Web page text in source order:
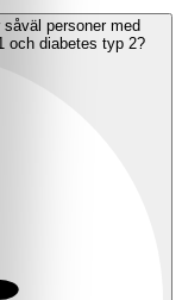
personer med
och diabetes typ 2?